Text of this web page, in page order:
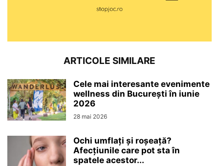
ARTICOLE SIMILARE
Cele mai interesante evenimente
wellness din București în iunie
2026
28 mai 2026
Ochi umflați și roșeață?
Afecțiunile care pot sta în
spatele acestor...